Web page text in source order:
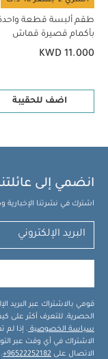
طقم ألبسة قطعة
بأكمام قصيرة قماش
عضوي بلون أبيض - 5 قطع
KWD 11.000
اضف للحقيبة
انضمي إلى
اشترك في نشرتنا
قومي بالاشتراك عبر البريد
الحصرية. للتعرف أكثر على
سياسة الخصوصية . إذا لم
الاشتراك في أي وقت عبر
الاتصال على 96522252182+
.